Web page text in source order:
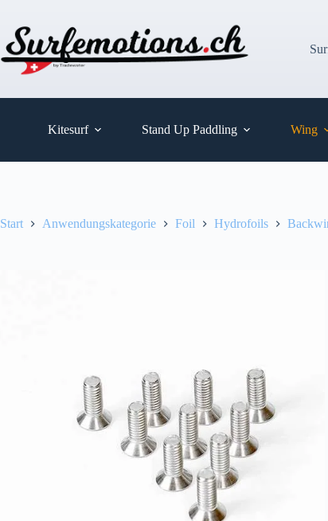
springen
Kitesurf Stand Up Paddling Wing
Start Anwendungskategorie Foil Hydrofoils